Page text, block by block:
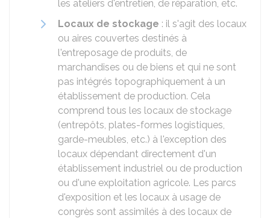
les ateliers d'entretien, de réparation, etc.
Locaux de stockage : il s'agit des locaux
ou aires couvertes destinés à
l'entreposage de produits, de
marchandises ou de biens et qui ne sont
pas intégrés topographiquement à un
établissement de production. Cela
comprend tous les locaux de stockage
(entrepôts, plates-formes logistiques,
garde-meubles, etc.) à l'exception des
locaux dépendant directement d'un
établissement industriel ou de production
ou d'une exploitation agricole. Les parcs
d'exposition et les locaux à usage de
congrès sont assimilés à des locaux de